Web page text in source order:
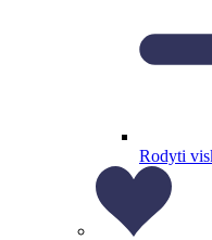
Rodyti